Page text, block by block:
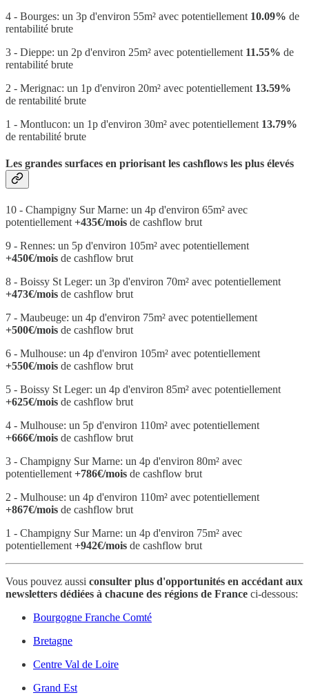
4 - Bourges: un 3p d'environ 55m² avec potentiellement 10.09% de
rentabilité brute
3 - Dieppe: un 2p d'environ 25m² avec potentiellement 11.55% de
rentabilité brute
2 - Merignac: un 1p d'environ 20m² avec potentiellement 13.59%
de rentabilité brute
1 - Montlucon: un 1p d'environ 30m² avec potentiellement 13.79%
de rentabilité brute
Les grandes surfaces en priorisant les cashflows les plus élevés
10 - Champigny Sur Marne: un 4p d'environ 65m² avec
potentiellement +435€/mois de cashflow brut
9 - Rennes: un 5p d'environ 105m² avec potentiellement
+450€/mois de cashflow brut
8 - Boissy St Leger: un 3p d'environ 70m² avec potentiellement
+473€/mois de cashflow brut
7 - Maubeuge: un 4p d'environ 75m² avec potentiellement
+500€/mois de cashflow brut
6 - Mulhouse: un 4p d'environ 105m² avec potentiellement
+550€/mois de cashflow brut
5 - Boissy St Leger: un 4p d'environ 85m² avec potentiellement
+625€/mois de cashflow brut
4 - Mulhouse: un 5p d'environ 110m² avec potentiellement
+666€/mois de cashflow brut
3 - Champigny Sur Marne: un 4p d'environ 80m² avec
potentiellement +786€/mois de cashflow brut
2 - Mulhouse: un 4p d'environ 110m² avec potentiellement
+867€/mois de cashflow brut
1 - Champigny Sur Marne: un 4p d'environ 75m² avec
potentiellement +942€/mois de cashflow brut
Vous pouvez aussi consulter plus d'opportunités en accédant aux
newsletters dédiées à chacune des régions de France ci-dessous:
Bourgogne Franche Comté
Bretagne
Centre Val de Loire
Grand Est